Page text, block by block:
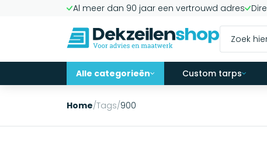
Al meer dan 90 jaar een vertrouwd adres
Alle categorieën Custom tarps
Home/Tags/900